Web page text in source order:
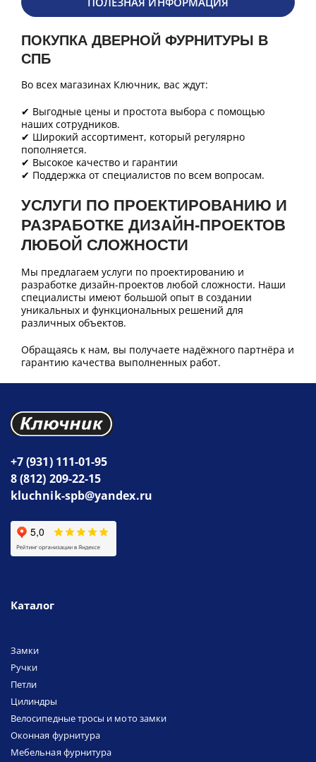
ПОКУПКА ДВЕРНОЙ ФУРНИТУРЫ В
СПБ
Во всех магазинах Ключник, вас ждут:
✔ Выгодные цены и простота выбора с помощью
наших сотрудников.
✔ Широкий ассортимент, который регулярно
пополняется.
✔ Высокое качество и гарантии
✔ Поддержка от специалистов по всем вопросам.
УСЛУГИ ПО ПРОЕКТИРОВАНИЮ И
РАЗРАБОТКЕ ДИЗАЙН-ПРОЕКТОВ
ЛЮБОЙ СЛОЖНОСТИ
Мы предлагаем услуги по проектированию и
разработке дизайн-проектов любой сложности. Наши
специалисты имеют большой опыт в создании
уникальных и функциональных решений для
различных объектов.
Обращаясь к нам, вы получаете надёжного партнёра и
гарантию качества выполненных работ.
+7 (931) 111-01-95
8 (812) 209-22-15
kluchnik-spb@yandex.ru
Каталог
Замки
Ручки
Петли
Цилиндры
Велосипедные тросы и мото замки
Оконная фурнитура
Мебельная фурнитура